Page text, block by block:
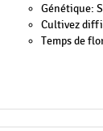
Génétique:
Cultivez
Temps de